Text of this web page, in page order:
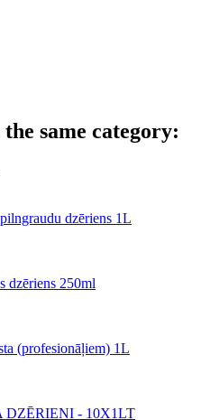
same category: